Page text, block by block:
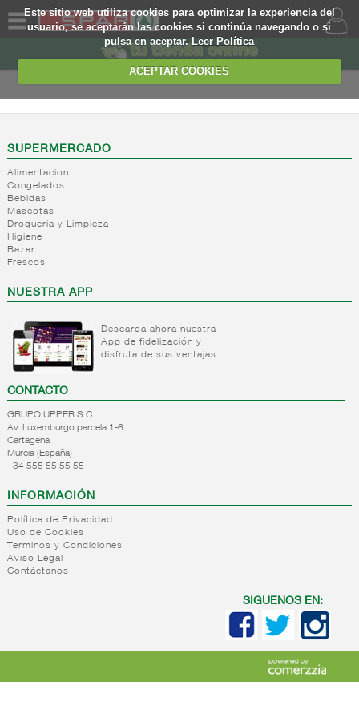
Este sitio web utiliza cookies para optimizar la experiencia del
usuario, se aceptarán las cookies si continúa navegando o si
pulsa en aceptar.Leer Política
ACEPTAR COOKIES
SOMOS
WEB
EJEMPLO
SUPERMERCADO
Alimentacion
Congelados
Bebidas
Mascotas
Droguería y Limpieza
Higiene
Bazar
Frescos
NUESTRA APP
Descarga ahora nuestra
App de fidelización y
disfruta de sus ventajas
CONTACTO
GRUPO UPPER S.C.
Av. Luxemburgo parcela 1-6
Cartagena
Murcia (España)
+34 555 55 55 55
INFORMACIÓN
Política de Privacidad
Uso de Cookies
Terminos y Condiciones
Aviso Legal
Contáctanos
SIGUENOS EN: